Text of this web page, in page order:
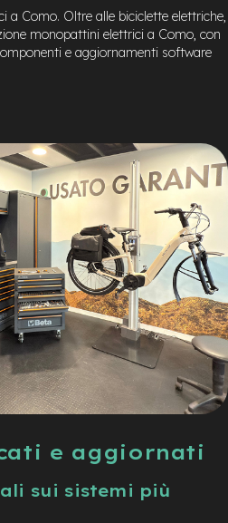
a Como. Oltre alle biciclette elettriche,
monopattini elettrici a Como, con
e aggiornamenti software
e aggiornati
sui sistemi più